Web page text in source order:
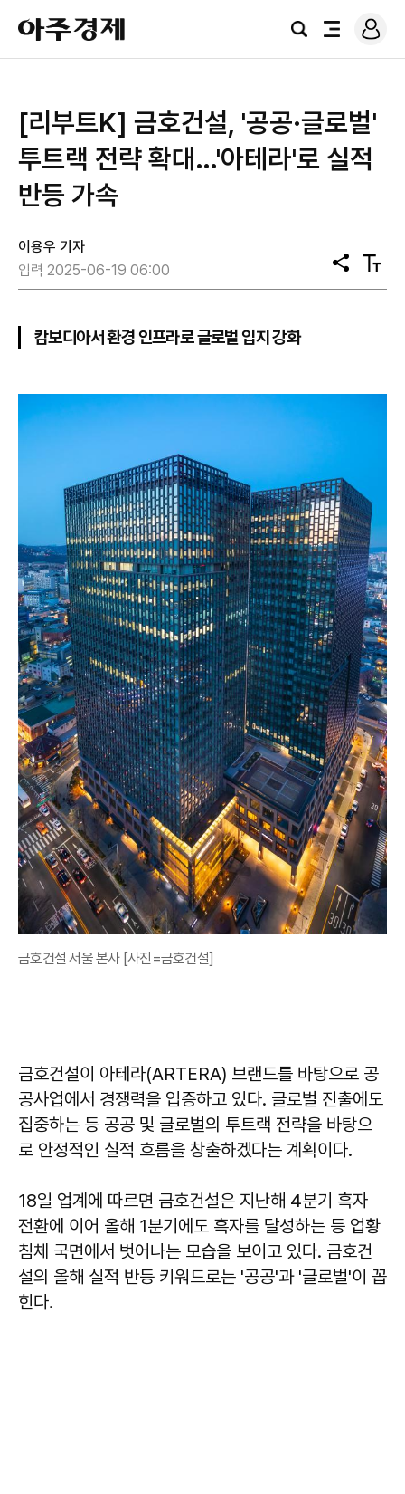
아
주
경
검
전
로
그
[리부트K] 금호건설, '공공·글로벌'
투트랙 전략 확대…'아테라'로 실적
반등 가속
이용우 기자
입력 2025-06-19 06:00
공
유
텍
스
캄보디아서 환경 인프라로 글로벌 입지 강화
금호건설 서울 본사 [사진=금호건설]
금호건설이 아테라(ARTERA) 브랜드를 바탕으로 공
공사업에서 경쟁력을 입증하고 있다. 글로벌 진출에도
집중하는 등 공공 및 글로벌의 투트랙 전략을 바탕으
로 안정적인 실적 흐름을 창출하겠다는 계획이다.
18일 업계에 따르면 금호건설은 지난해 4분기 흑자
전환에 이어 올해 1분기에도 흑자를 달성하는 등 업황
침체 국면에서 벗어나는 모습을 보이고 있다. 금호건
설의 올해 실적 반등 키워드로는 '공공'과 '글로벌'이 꼽
힌다.